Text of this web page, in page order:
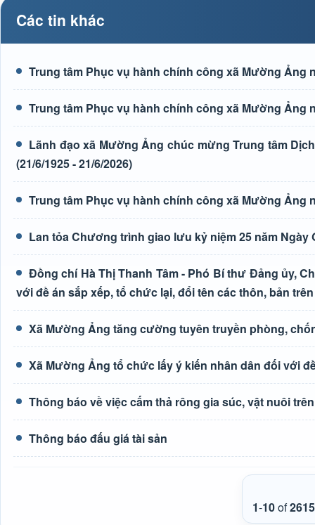
Các tin khác
Trung tâm Phục vụ hành chính công xã Mường Ảng
Trung tâm Phục vụ hành chính công xã Mường Ảng
Lãnh đạo xã Mường Ảng chúc mừng Trung tâm
(21/6/1925 - 21/6/2026)
Trung tâm Phục vụ hành chính công xã Mường Ảng
Lan tỏa Chương trình giao lưu kỷ niệm 25 năm Ngày
Đồng chí Hà Thị Thanh Tâm - Phó Bí thư Đảng ủy,
với đề án sắp xếp, tổ chức lại, đổi tên các thôn, bản
Xã Mường Ảng tăng cường tuyên truyền phòng,
Xã Mường Ảng tổ chức lấy ý kiến nhân dân đối với
Thông báo về việc cấm thả rông gia súc, vật nuôi
Thông báo đấu giá tài sản
1-10of2615